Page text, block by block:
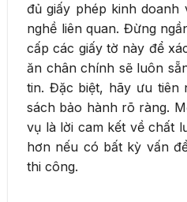
đủ giấy phép kinh
nghề liên quan. Đừng
cấp các giấy tờ này để
ăn chân chính sẽ luôn
tin. Đặc biệt, hãy ưu tiên
sách bảo hành rõ ràng.
vụ là lời cam kết về chất
hơn nếu có bất kỳ vấn
thi công.